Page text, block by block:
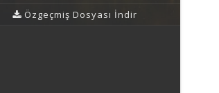
Özgeçmiş Dosyası İndir